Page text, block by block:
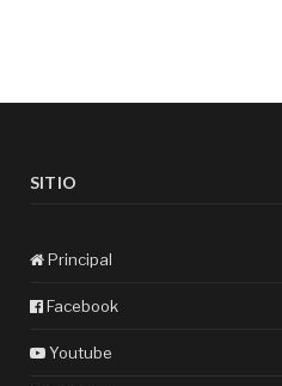
SITIO
Principal
Facebook
Youtube